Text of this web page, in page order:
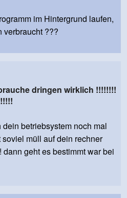
im Hintergrund laufen,
verbraucht ???
dringen wirklich !!!!!!!!
betriebsystem noch mal
müll auf dein rechner
geht es bestimmt war bei